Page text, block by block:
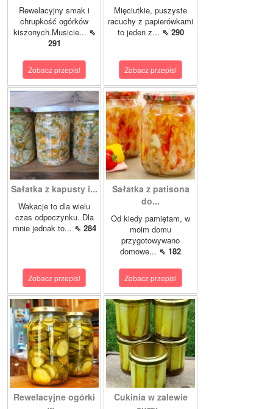
Rewelacyjny smak i
chrupkość ogórków
kiszonych.Musicie... ⇖
291
Zobacz przepis!
Mięciutkie, puszyste
racuchy z papierówkami
to jeden z... ⇖ 290
Zobacz przepis!
Sałatka z kapusty i...
Wakacje to dla wielu
czas odpoczynku. Dla
mnie jednak to... ⇖ 284
Zobacz przepis!
Sałatka z patisona
do...
Od kiedy pamiętam, w
moim domu
przygotowywano
domowe... ⇖ 182
Zobacz przepis!
Rewelacyjne ogórki
Cukinia w zalewie